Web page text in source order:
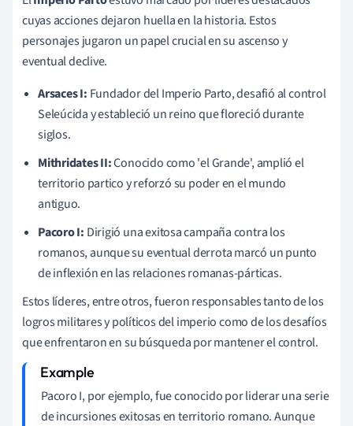
cuyas acciones dejaron huella en la historia. Estos
personajes jugaron un papel crucial en su ascenso y
eventual declive.
Arsaces I: Fundador del Imperio Parto, desafió al control
Seleúcida y estableció un reino que floreció durante
siglos.
Mithridates II:Conocido como 'el Grande', amplió el
territorio partico y reforzó su poder en el mundo
antiguo.
Pacoro I: Dirigió una exitosa campaña contra los
romanos, aunque su eventual derrota marcó un punto
de inflexión en las relaciones romanas-párticas.
Estos líderes, entre otros, fueron responsables tanto de los
logros militares y políticos del imperio como de los desafíos
que enfrentaron en su búsqueda por mantener el control.
Pacoro I, por ejemplo, fue conocido por liderar una serie
de incursiones exitosas en territorio romano. Aunque